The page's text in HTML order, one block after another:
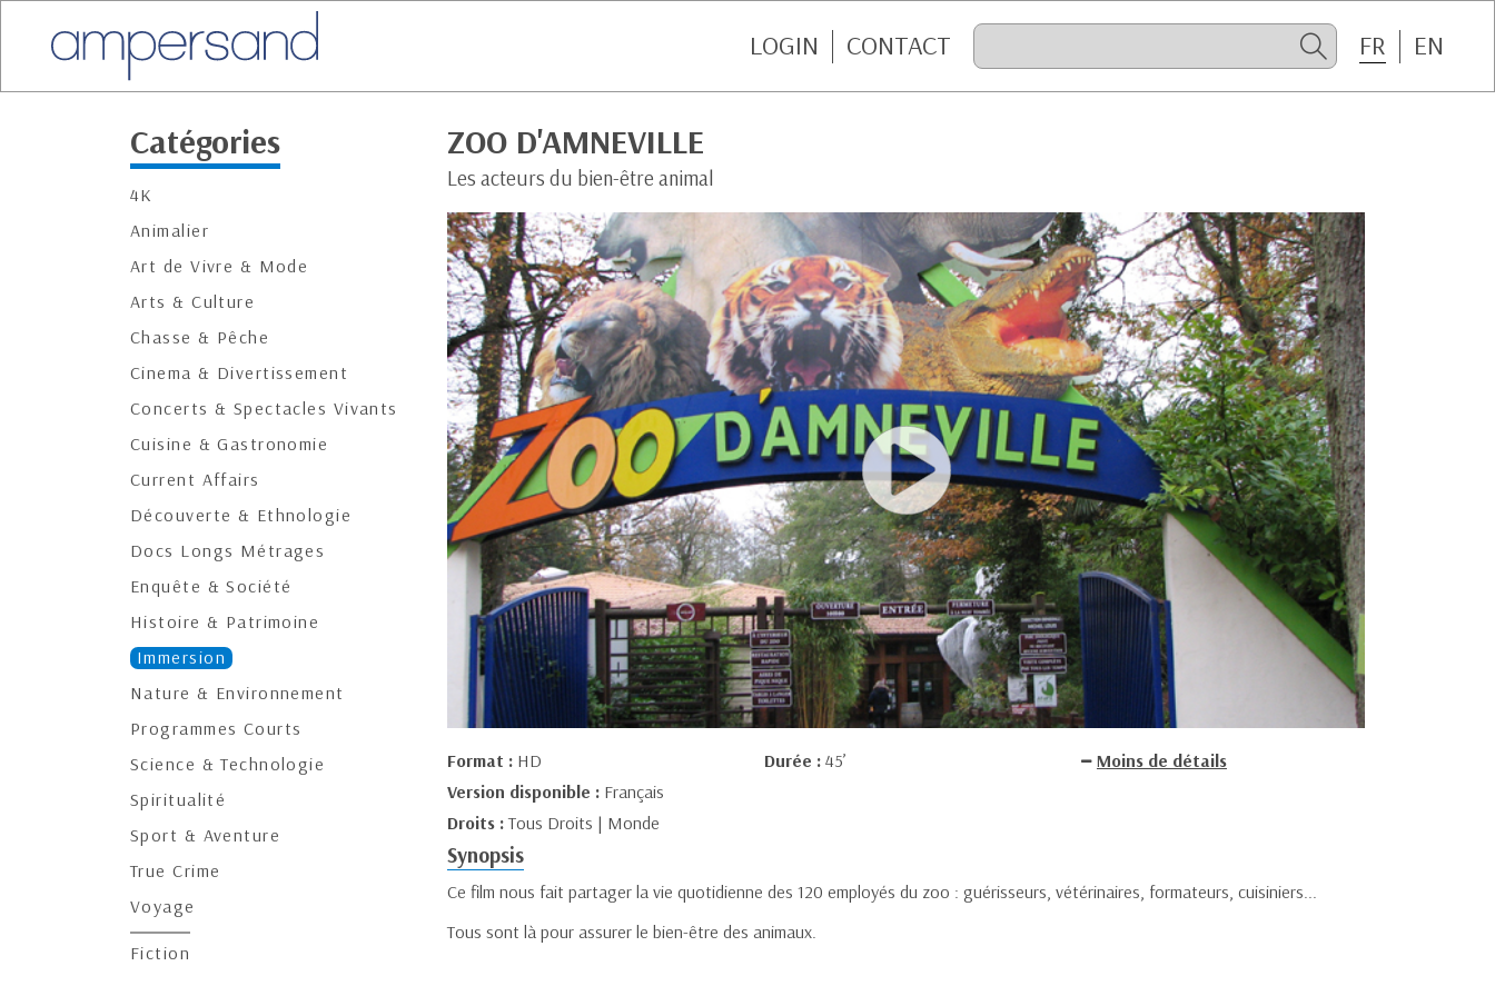
LOGIN CONTACT FR EN
Catégories
4K
Animalier
Art de Vivre & Mode
Arts & Culture
Chasse & Pêche
Cinema & Divertissement
Concerts & Spectacles Vivants
Cuisine & Gastronomie
Current Affairs
Découverte & Ethnologie
Docs Longs Métrages
Enquête & Société
Histoire & Patrimoine
Immersion
Nature & Environnement
Programmes Courts
Science & Technologie
Spiritualité
Sport & Aventure
True Crime
Voyage
Fiction
ZOO D'AMNEVILLE
Les acteurs du bien-être animal
Format : HD Durée : 45’
Moins de détails
Version disponible : Français
Droits :Tous Droits | Monde
Synopsis
Ce film nous fait partager la vie quotidienne des 120 employés du zoo : guérisseurs, vétérinaires, formateurs, cuisiniers...
Tous sont là pour assurer le bien-être des animaux.